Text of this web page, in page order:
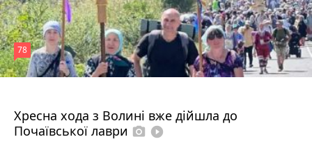
Хресна хода з Волині вже дійшла до
Почаївської лаври photo_camera play_circle_filled
78